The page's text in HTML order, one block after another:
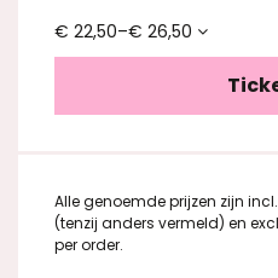
€ 22,50–€ 26,50
Alle genoemde prijzen zijn
(tenzij anders vermeld) en
per order.